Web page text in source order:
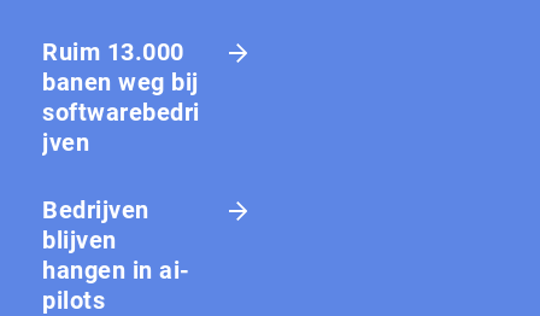
Ruim 13.000
banen weg bij
softwarebedri
jven
Bedrijven
blijven
hangen in ai-
pilots